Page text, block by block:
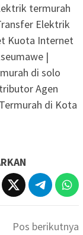
termurah
Elektrik
Kuota Internet
|
di solo
Agen
di Kota
Pos berikutnya